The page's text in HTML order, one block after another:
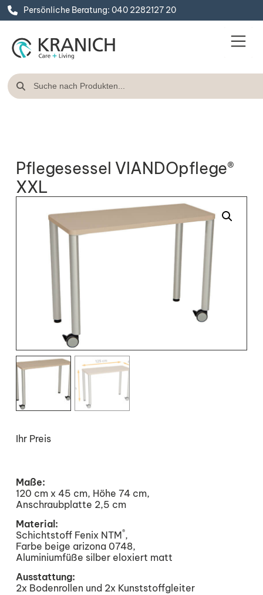
Persönliche Beratung: 040 2282127 20
Pflegesessel VIANDOpflege®
XXL
Ihr Preis
Maße:
120 cm x 45 cm, Höhe 74 cm,
Anschraubplatte 2,5 cm
Material:
Schichtstoff Fenix NTM®,
Farbe beige arizona 0748,
Aluminiumfüße silber eloxiert matt
Ausstattung:
2x Bodenrollen und 2x Kunststoffgleiter